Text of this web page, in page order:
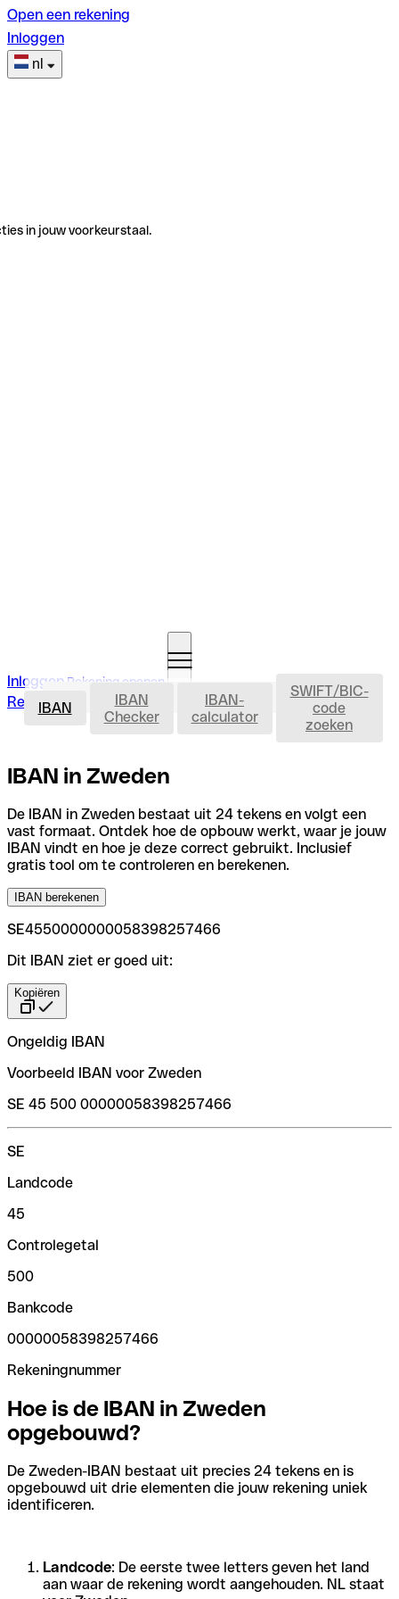
Open een rekening
Inloggen
nl
in jouw voorkeurstaal.
Inloggen Rekening openen
Rekening openen IBAN
IBAN
IBAN
Checker
IBAN-
calculator
SWIFT/BIC-
code
zoeken
IBAN in Zweden
De IBAN in Zweden bestaat uit 24 tekens en volgt een
vast formaat. Ontdek hoe de opbouw werkt, waar je jouw
IBAN vindt en hoe je deze correct gebruikt. Inclusief
gratis tool om te controleren en berekenen.
IBAN berekenen
SE4550000000058398257466
Dit IBAN ziet er goed uit:
Kopiëren
Ongeldig IBAN
Voorbeeld IBAN voor Zweden
SE 45 500 00000058398257466
SE
Landcode
45
Controlegetal
500
Bankcode
00000058398257466
Rekeningnummer
Hoe is de IBAN in Zweden
opgebouwd?
De Zweden-IBAN bestaat uit precies 24 tekens en is
opgebouwd uit drie elementen die jouw rekening uniek
identificeren.
Landcode: De eerste twee letters geven het land
aan waar de rekening wordt aangehouden. NL staat